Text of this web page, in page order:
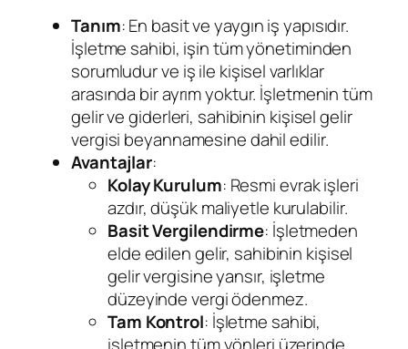
Tanım: En basit ve yaygın iş yapısıdır.
İşletme sahibi, işin tüm yönetiminden
sorumludur ve iş ile kişisel varlıklar
arasında bir ayrım yoktur. İşletmenin tüm
gelir ve giderleri, sahibinin kişisel gelir
vergisi beyannamesine dahil edilir.
Avantajlar:
Kolay Kurulum: Resmi evrak işleri
azdır, düşük maliyetle kurulabilir.
Basit Vergilendirme: İşletmeden
elde edilen gelir, sahibinin kişisel
gelir vergisine yansır, işletme
düzeyinde vergi ödenmez.
Tam Kontrol: İşletme sahibi,
işletmenin tüm yönleri üzerinde